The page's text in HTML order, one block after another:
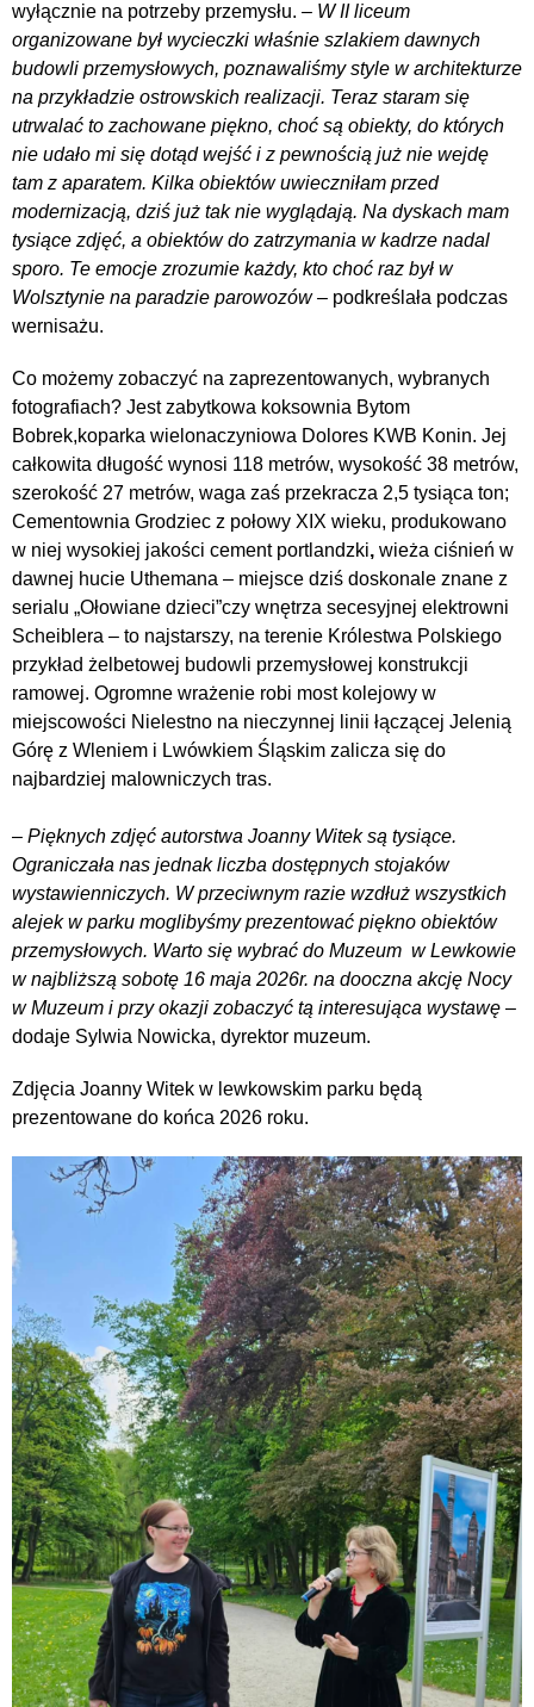
wyłącznie na potrzeby przemysłu. – W II liceum
organizowane był wycieczki właśnie szlakiem dawnych
budowli przemysłowych, poznawaliśmy style w architekturze
na przykładzie ostrowskich realizacji. Teraz staram się
utrwalać to zachowane piękno, choć są obiekty, do których
nie udało mi się dotąd wejść i z pewnością już nie wejdę
tam z aparatem. Kilka obiektów uwieczniłam przed
modernizacją, dziś już tak nie wyglądają. Na dyskach mam
tysiące zdjęć, a obiektów do zatrzymania w kadrze nadal
sporo. Te emocje zrozumie każdy, kto choć raz był w
Wolsztynie na paradzie parowozów – podkreślała podczas
wernisażu.
Co możemy zobaczyć na zaprezentowanych, wybranych
fotografiach? Jest zabytkowa koksownia Bytom
Bobrek,koparka wielonaczyniowa Dolores KWB Konin. Jej
całkowita długość wynosi 118 metrów, wysokość 38 metrów,
szerokość 27 metrów, waga zaś przekracza 2,5 tysiąca ton;
Cementownia Grodziec z połowy XIX wieku, produkowano
w niej wysokiej jakości cement portlandzki, wieża ciśnień w
dawnej hucie Uthemana – miejsce dziś doskonale znane z
serialu „Ołowiane dzieci”czy wnętrza secesyjnej elektrowni
Scheiblera – to najstarszy, na terenie Królestwa Polskiego
przykład żelbetowej budowli przemysłowej konstrukcji
ramowej. Ogromne wrażenie robi most kolejowy w
miejscowości Nielestno na nieczynnej linii łączącej Jelenią
Górę z Wleniem i Lwówkiem Śląskim zalicza się do
najbardziej malowniczych tras.
– Pięknych zdjęć autorstwa Joanny Witek są tysiące.
Ograniczała nas jednak liczba dostępnych stojaków
wystawienniczych. W przeciwnym razie wzdłuż wszystkich
alejek w parku moglibyśmy prezentować piękno obiektów
przemysłowych. Warto się wybrać do Muzeum w Lewkowie
w najbliższą sobotę 16 maja 2026r. na dooczna akcję Nocy
w Muzeum i przy okazji zobaczyć tą interesująca wystawę –
dodaje Sylwia Nowicka, dyrektor muzeum.
Zdjęcia Joanny Witek w lewkowskim parku będą
prezentowane do końca 2026 roku.